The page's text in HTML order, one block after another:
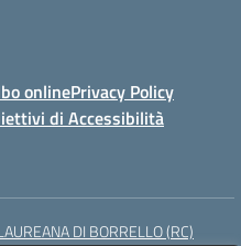
onlinePrivacy Policy
di Accessibilità
DI BORRELLO (RC)